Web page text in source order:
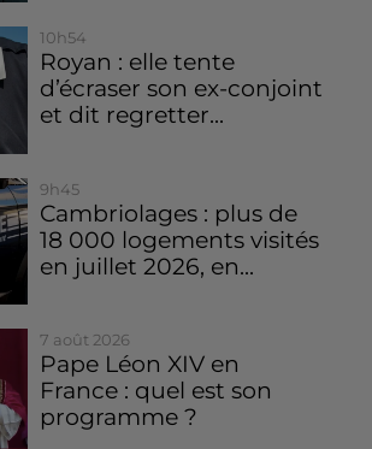
10h54
Royan : elle tente
d’écraser son ex-conjoint
et dit regretter...
9h45
Cambriolages : plus de
18 000 logements visités
en juillet 2026, en...
7 août 2026
Pape Léon XIV en
France : quel est son
programme ?